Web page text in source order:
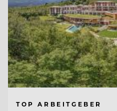
TOP ARBEITGEBER